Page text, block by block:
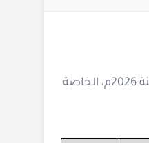
تعلــن: شركة يمن موبايل للهاتف النقال )ش.م.ي) عن رغبتــها في إنــزال المناقصة العامـــــــة رقـــم (09) لسنة 2026م، الخاصة